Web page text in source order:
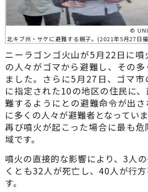
©
北キブ州・サケに避難する親子。(2021年5月27日
ニーラゴンゴ火山が5月22日に噴
の人々がゴマから避難し、その
ました。さらに5月27日、ゴマ
に指定された10の地区の住民に
難するようにとの避難命令が出さ
に多くの人々が避難者となってい
再び噴火が起こった場合に最も
域です。
噴火の直接的な影響により、3人
くとも32人が死亡し、40人が行
す。